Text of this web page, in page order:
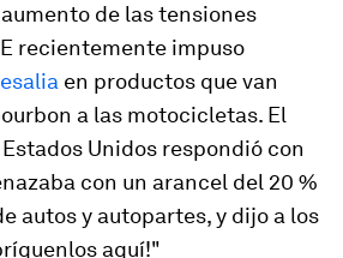
de las tensiones
recientemente impuso
en productos que van
a las motocicletas. El
Unidos respondió con
con un arancel del 20 %
autos y autopartes, y dijo a los
aquí!"